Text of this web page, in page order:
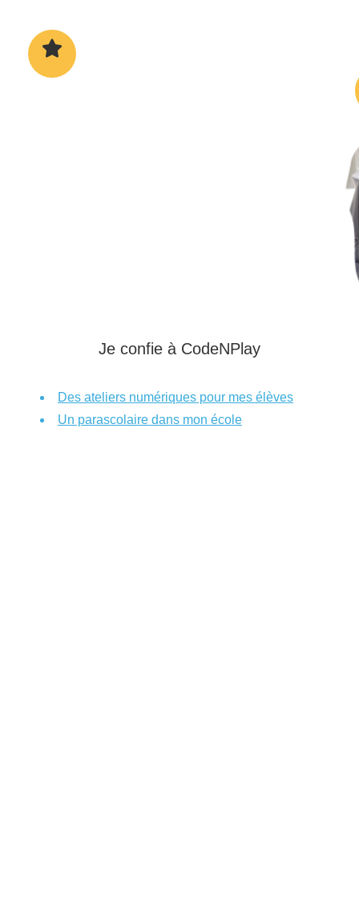
Je confie à CodeNPlay
Des ateliers numériques pour mes élèves
Un parascolaire dans mon école